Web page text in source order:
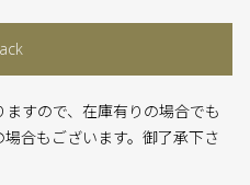
すので、在庫有りの場合でも
合もございます。御了承下さ